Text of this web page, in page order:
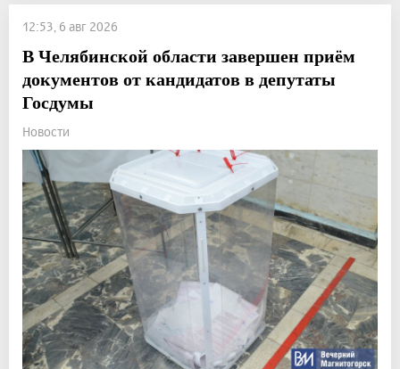
12:53, 6 авг 2026
В Челябинской области завершен приём
документов от кандидатов в депутаты
Госдумы
Новости